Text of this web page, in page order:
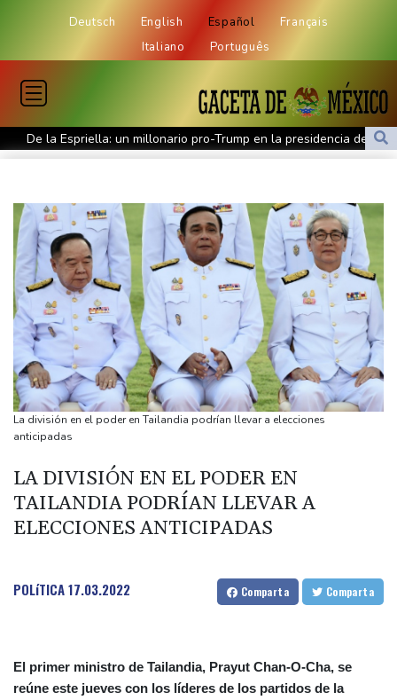
Deutsch English Español
Français
Italiano
Português
De la Espriella: un millonario pro-Trump en la presidencia de
Colombia
fronterizos
Exabogado de Trump listo para ser confirmado como fiscal
general de EEUU
Muere el productor William Orbit, que colaboró con Madonna en
"Ray of Light"
Los rebeldes hutíes continúan su ofensiva en Yemen con
ataques en una región petrolera
La OMS propone probar en RDC una vacuna ya existente contra
otra cepa del ébola
Arabia Saudita, Pakistán y Turquía firman un pacto de defensa
en medio de la tensión con Irán
México y Perú restablecen sus relaciones diplomáticas tras una
disputa por asilo
EEUU pierde empleos, un golpe a las afirmaciones de Trump
España amenaza a Italia con "medidas" si no pone fin a los
La división en el poder en Tailandia podrían llevar a elecciones
anticipadas
LA DIVISIÓN EN EL PODER EN
TAILANDIA PODRÍAN LLEVAR A
ELECCIONES ANTICIPADAS
POLíTICA17.03.2022 Comparta Comparta
El primer ministro de Tailandia, Prayut Chan-O-Cha, se
reúne este jueves con los líderes de los partidos de la